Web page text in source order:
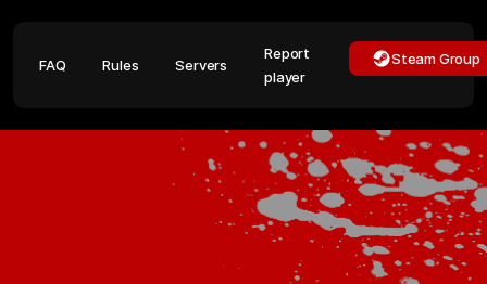
FAQ Rules Servers
Report
player
Steam Group